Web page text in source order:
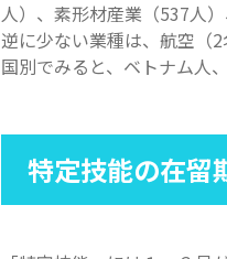
人）、素形材産業（537人
逆に少ない業種は、航空（
国別でみると、ベトナム人
特定技能の在留